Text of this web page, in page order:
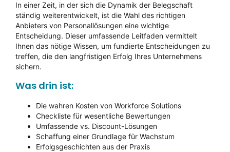
In einer Zeit, in der sich die Dynamik der Belegschaft
ständig weiterentwickelt, ist die Wahl des richtigen
Anbieters von Personallösungen eine wichtige
Entscheidung. Dieser umfassende Leitfaden vermittelt
Ihnen das nötige Wissen, um fundierte Entscheidungen zu
treffen, die den langfristigen Erfolg Ihres Unternehmens
sichern.
Was drin ist:
Die wahren Kosten von Workforce Solutions
Checkliste für wesentliche Bewertungen
Umfassende vs. Discount-Lösungen
Schaffung einer Grundlage für Wachstum
Erfolgsgeschichten aus der Praxis